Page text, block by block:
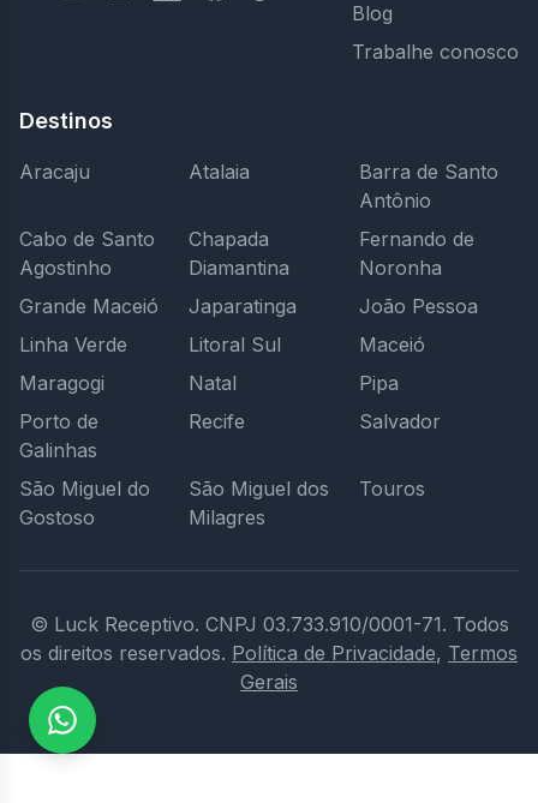
Blog
Trabalhe conosco
Destinos
Aracaju Atalaia
Barra de Santo
Antônio
Cabo de Santo
Agostinho
Chapada
Diamantina
Fernando de
Noronha
Grande Maceió
Japaratinga
João Pessoa
Linha Verde
Litoral Sul
Maceió
Maragogi
Natal
Pipa
Porto de
Galinhas
Recife Salvador
São Miguel do
Gostoso
São Miguel dos
Milagres
Touros
© Luck Receptivo. CNPJ 03.733.910/0001-71. Todos
os direitos reservados. Política de Privacidade, Termos
Gerais